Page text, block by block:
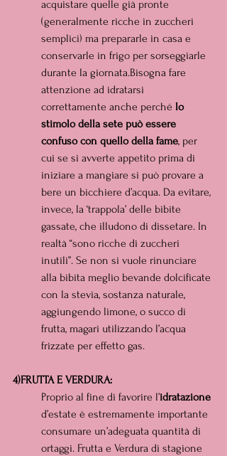
acquistare quelle già pronte
(generalmente ricche in zuccheri
semplici) ma prepararle in casa e
conservarle in frigo per sorseggiarle
durante la giornata.Bisogna fare
attenzione ad idratarsi
correttamente anche perché lo
stimolo della sete può essere
confuso con quello della fame, per
cui se si avverte appetito prima di
iniziare a mangiare si può provare a
bere un bicchiere d’acqua. Da evitare,
invece, la ‘trappola’ delle bibite
gassate, che illudono di dissetare. In
realtà “sono ricche di zuccheri
inutili”. Se non si vuole rinunciare
alla bibita meglio bevande dolcificate
con la stevia, sostanza naturale,
aggiungendo limone, o succo di
frutta, magari utilizzando l’acqua
frizzate per effetto gas.
4)FRUTTA E VERDURA:
Proprio al fine di favorire l’idratazione
d’estate è estremamente importante
consumare un’adeguata quantità di
ortaggi. Frutta e Verdura di stagione